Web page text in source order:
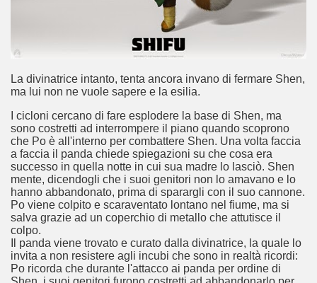
La divinatrice intanto, tenta ancora invano di fermare Shen,
ma lui non ne vuole sapere e la esilia.
I cicloni cercano di fare esplodere la base di Shen, ma
sono costretti ad interrompere il piano quando scoprono
che Po è all'interno per combattere Shen. Una volta faccia
a faccia il panda chiede spiegazioni su che cosa era
successo in quella notte in cui sua madre lo lasciò. Shen
mente, dicendogli che i suoi genitori non lo amavano e lo
hanno abbandonato, prima di sparargli con il suo cannone.
Po viene colpito e scaraventato lontano nel fiume, ma si
salva grazie ad un coperchio di metallo che attutisce il
colpo.
Il panda viene trovato e curato dalla divinatrice, la quale lo
invita a non resistere agli incubi che sono in realtà ricordi:
Po ricorda che durante l'attacco ai panda per ordine di